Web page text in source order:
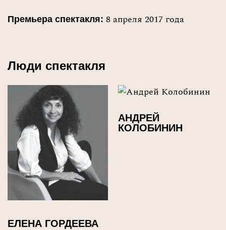
Премьера спектакля: 8 апреля 2017 года
Люди спектакля
ЕЛЕНА ГОРДЕЕВА
АНДРЕЙ
КОЛОБИНИН